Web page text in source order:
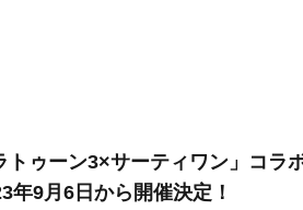
トゥーン3×サーティワン」コラ
年9月6日から開催決定！